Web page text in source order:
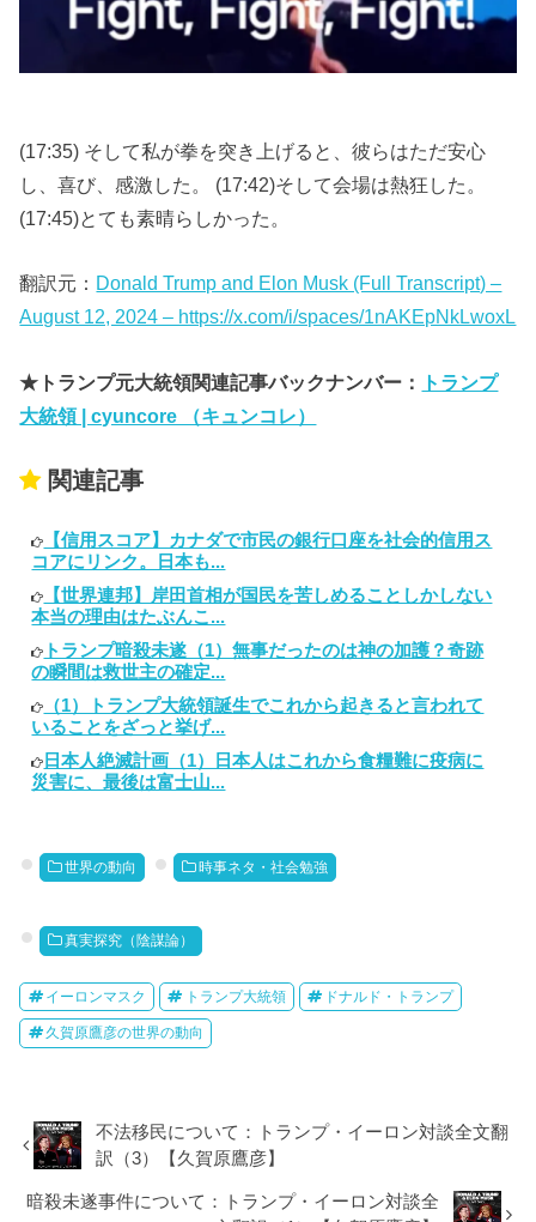
(17:35) そして私が拳を突き上げると、彼らはただ安心
し、喜び、感激した。 (17:42)そして会場は熱狂した。
(17:45)とても素晴らしかった。
翻訳元： Donald Trump and Elon Musk (Full Transcript) –
August 12, 2024 – https://x.com/i/spaces/1nAKEpNkLwoxL
★トランプ元大統領関連記事バックナンバー：
トランプ
大統領 | cyuncore （キュンコレ）
関連記事
【信用スコア】カナダで市民の銀行口座を社会的信用ス
コアにリンク。日本も...
【世界連邦】岸田首相が国民を苦しめることしかしない
本当の理由はたぶんこ...
トランプ暗殺未遂（1）無事だったのは神の加護？奇跡
の瞬間は救世主の確定...
（1）トランプ大統領誕生でこれから起きると言われて
いることをざっと挙げ...
日本人絶滅計画（1）日本人はこれから食糧難に疫病に
災害に、最後は富士山...
世界の動向 時事ネタ・社会勉強
真実探究（陰謀論）
イーロンマスク トランプ大統領 ドナルド・トランプ
久賀原鷹彦の世界の動向
不法移民について：トランプ・イーロン対談全文翻
訳（3）【久賀原鷹彦】
暗殺未遂事件について：トランプ・イーロン対談全